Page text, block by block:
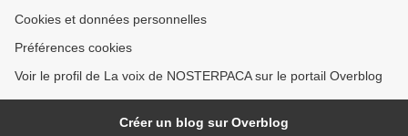
Cookies et données personnelles
Préférences cookies
Voir le profil de La voix de NOSTERPACA sur le portail Overblog
Créer un blog sur Overblog